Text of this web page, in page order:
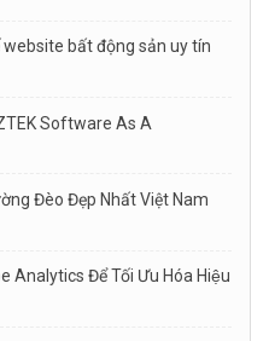
bất động sản uy tín
Software As A
Đèo Đẹp Nhất Việt Nam
Analytics Để Tối Ưu Hóa Hiệu